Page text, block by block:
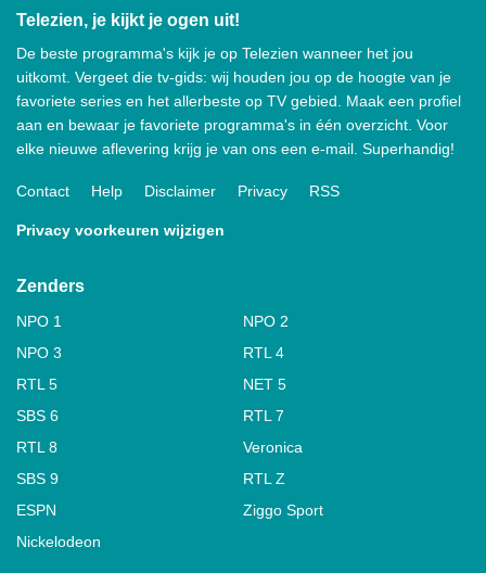
Telezien, je kijkt je ogen uit!
De beste programma's kijk je op Telezien wanneer het jou
uitkomt. Vergeet die tv-gids: wij houden jou op de hoogte van je
favoriete series en het allerbeste op TV gebied. Maak een profiel
aan en bewaar je favoriete programma's in één overzicht. Voor
elke nieuwe aflevering krijg je van ons een e-mail. Superhandig!
Contact Help Disclaimer Privacy RSS
Privacy voorkeuren wijzigen
Zenders
NPO 1
NPO 2
NPO 3
RTL 4
RTL 5
NET 5
SBS 6
RTL 7
RTL 8
Veronica
SBS 9
RTL Z
ESPN
Ziggo Sport
Nickelodeon